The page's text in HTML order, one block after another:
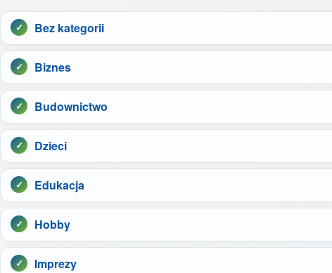
Bez kategorii
Biznes
Budownictwo
Dzieci
Edukacja
Hobby
Imprezy